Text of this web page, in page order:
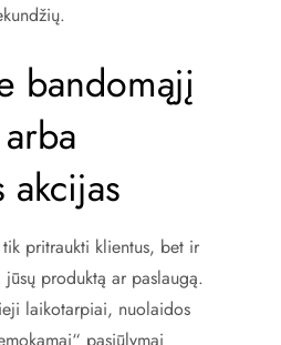
bandomąjį
akcijas
pritraukti klientus, bet ir
produktą ar paslaugą.
laikotarpiai, nuolaidos
pasiūlymai